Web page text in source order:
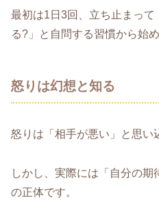
最初は1日3回、立ち止まっ
る?」と自問する習慣から始
怒りは幻想と知る
怒りは「相手が悪い」と思い
しかし、実際には「自分の期
の正体です。